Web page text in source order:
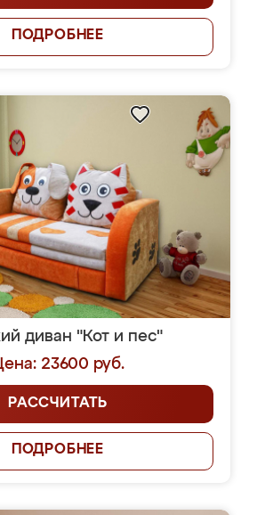
ПОДРОБНЕЕ
диван "Кот и пес"
23600 руб.
РАССЧИТАТЬ
ПОДРОБНЕЕ